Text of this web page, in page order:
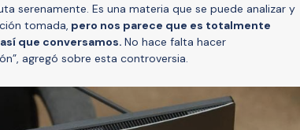
serenamente. Es una materia que se puede analizar y
tomada, pero nos parece que es totalmente
que conversamos. No hace falta hacer
agregó sobre esta controversia.